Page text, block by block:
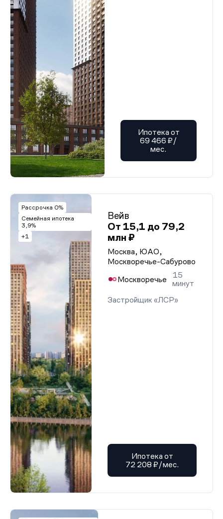
Ипотека от
69 466 ₽/
мес.
Рассрочка 0%
Семейная ипотека
3,9%
+1
Вейв
От 15,1 до 79,2
млн ₽
Москва, ЮАО,
Москворечье-Сабурово
Москворечье
15
минут
Застройщик «ЛСР»
Ипотека от
72 208 ₽/мес.